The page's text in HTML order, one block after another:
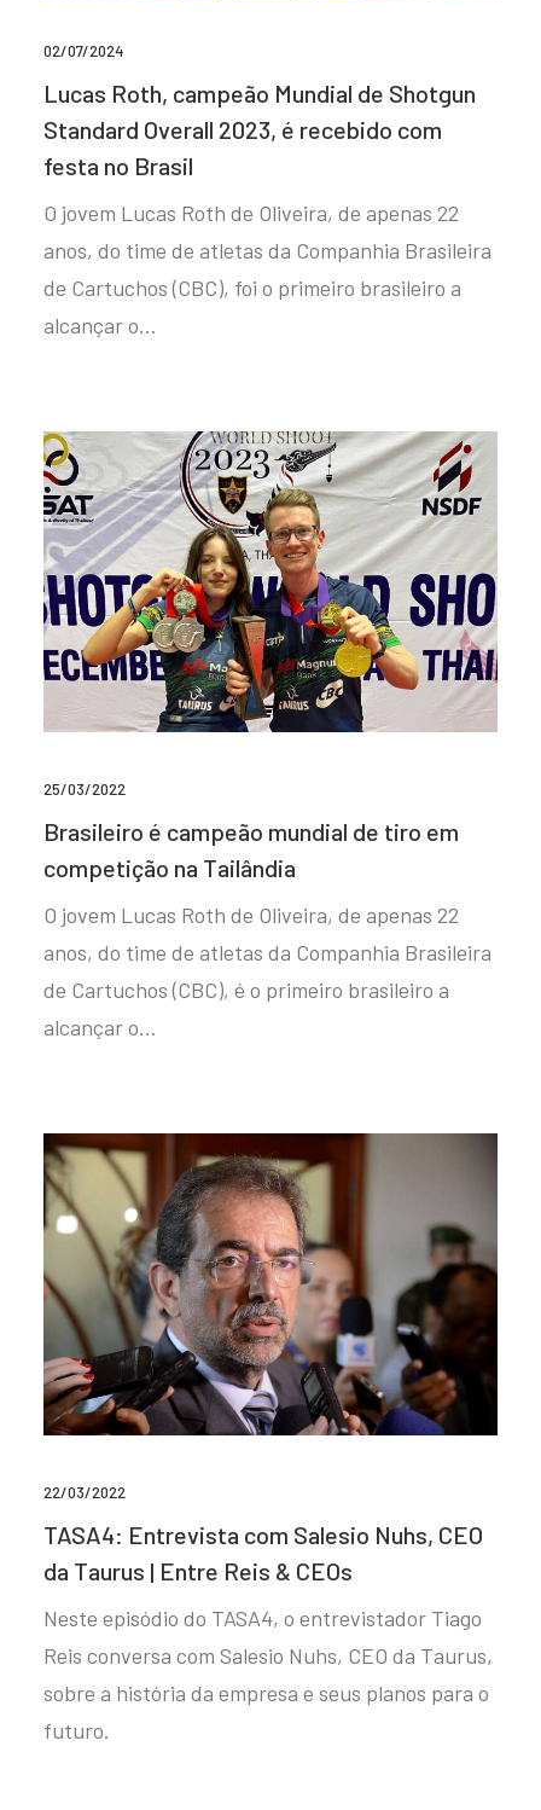
02/07/2024
Lucas Roth, campeão Mundial de Shotgun
Standard Overall 2023, é recebido com
festa no Brasil
O jovem Lucas Roth de Oliveira, de apenas 22
anos, do time de atletas da Companhia Brasileira
de Cartuchos (CBC), foi o primeiro brasileiro a
alcançar o…
25/03/2022
Brasileiro é campeão mundial de tiro em
competição na Tailândia
O jovem Lucas Roth de Oliveira, de apenas 22
anos, do time de atletas da Companhia Brasileira
de Cartuchos (CBC), é o primeiro brasileiro a
alcançar o…
22/03/2022
TASA4: Entrevista com Salesio Nuhs, CEO
da Taurus | Entre Reis & CEOs
Neste episódio do TASA4, o entrevistador Tiago
Reis conversa com Salesio Nuhs, CEO da Taurus,
sobre a história da empresa e seus planos para o
futuro.